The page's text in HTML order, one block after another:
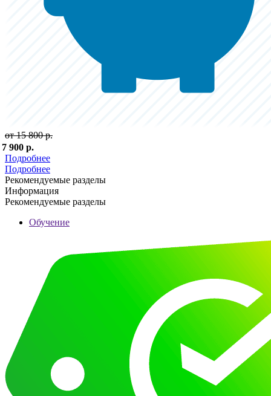
от 15 800 р.
7 900 р.
Подробнее
Подробнее
Рекомендуемые разделы
Информация
Рекомендуемые разделы
Обучение